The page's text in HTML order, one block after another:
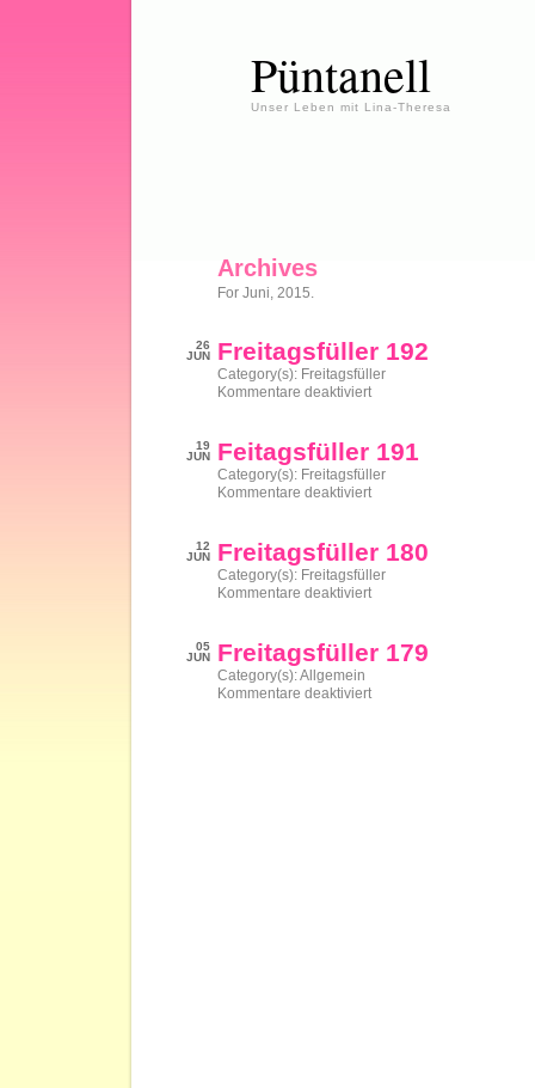
Püntanell
Unser Leben mit Lina-Theresa
Archives
For Juni, 2015.
26
JUN
Freitagsfüller 192
Category(s): Freitagsfüller
Kommentare deaktiviertfür
19
JUN
Feitagsfüller 191
Category(s): Freitagsfüller
Kommentare deaktiviertfür
12
JUN
Freitagsfüller 180
Category(s): Freitagsfüller
Kommentare deaktiviertfür
05
JUN
Freitagsfüller 179
Category(s):Allgemein
Kommentare deaktiviertfür